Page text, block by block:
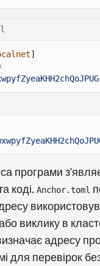
]
програми
коді. Anchor.toml
виклику в
адресу
для перевірок